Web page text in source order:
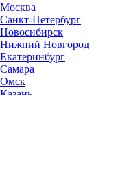
Москва
Санкт-Петербург
Новосибирск
Нижний Новгород
Екатеринбург
Самара
Омск
Казань